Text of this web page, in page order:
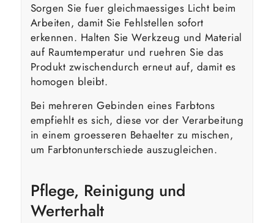
Sorgen Sie fuer gleichmaessiges Licht beim
Arbeiten, damit Sie Fehlstellen sofort
erkennen. Halten Sie Werkzeug und Material
auf Raumtemperatur und ruehren Sie das
Produkt zwischendurch erneut auf, damit es
homogen bleibt.
Bei mehreren Gebinden eines Farbtons
empfiehlt es sich, diese vor der Verarbeitung
in einem groesseren Behaelter zu mischen,
um Farbtonunterschiede auszugleichen.
Pflege, Reinigung und
Werterhalt